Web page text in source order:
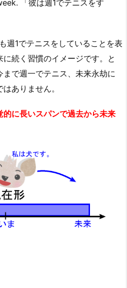
「彼は週1でテニスをす
週1でテニスをしていることを表
続く習慣のイメージです。と
で週一でテニス、未来永劫に
ありません。
的に長いスパンで過去から未来